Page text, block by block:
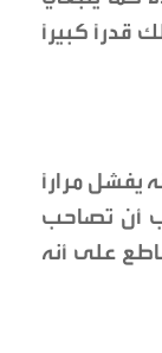
قدراً كبيراً
يفشل مراراً
أن تصاحب
على أنه